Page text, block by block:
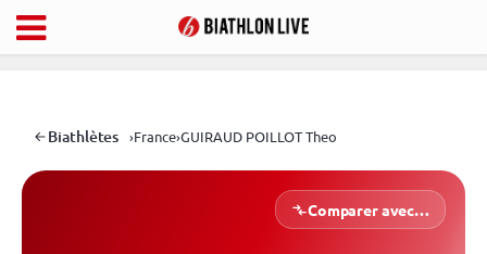
Biathlètes ›France›GUIRAUD POILLOT Theo
Comparer avec…